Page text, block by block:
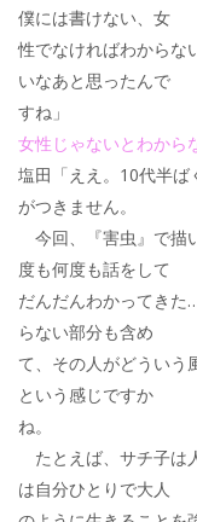
僕には書けない、女
性でなければわからな
いなあと思ったんで
すね」
女性じゃないとわから
塩田「ええ。10代半ば
がつきません。
今回、『害虫』で描
度も何度も話をして
だんだんわかってき
らない部分も含め
て、その人がどういう
という感じですか
ね。
たとえば、サチ子は
は自分ひとりで大人